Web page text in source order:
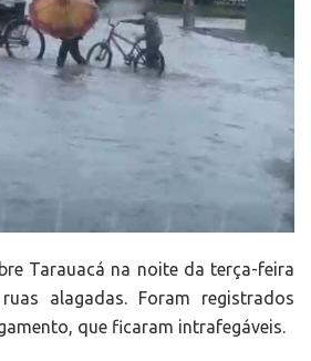
Tarauacá na noite da terça-feira
alagadas. Foram registrados
que ficaram intrafegáveis.